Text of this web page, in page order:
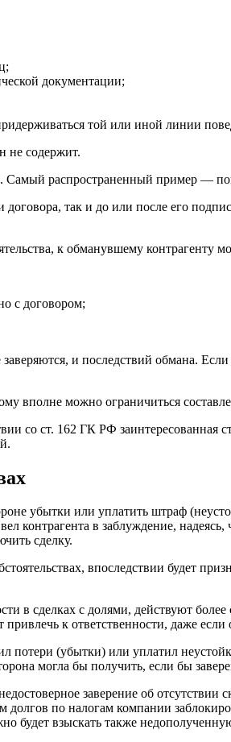
документации;
той или иной линии
не содержит.
распространенный пример —
так и до или после его
к обманувшему контрагенту
с договором;
и последствий обмана.
вполне можно ограничиться
со ст. 162 ГК РФ
убытки или уплатить штраф
контрагента в заблуждение,
сделку.
впоследствии будет
в сделках с долями, действуют
к ответственности, даже
потери (убытки) или уплатил
могла бы получить, если бы
заверение об
по налогам компании
будет взыскать также